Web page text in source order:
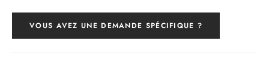
VOUS AVEZ UNE DEMANDE SPÉCIFIQUE ?